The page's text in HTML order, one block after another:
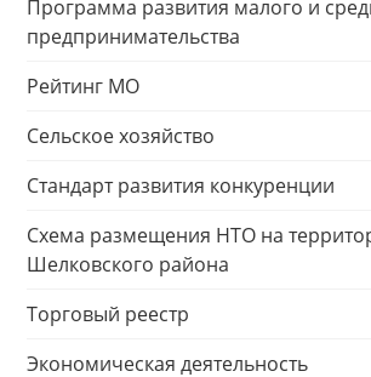
Программа развития малого и
предпринимательства
Рейтинг МО
Сельское хозяйство
Стандарт развития конкуренции
Схема размещения НТО на
Шелковского района
Торговый реестр
Экономическая деятельность